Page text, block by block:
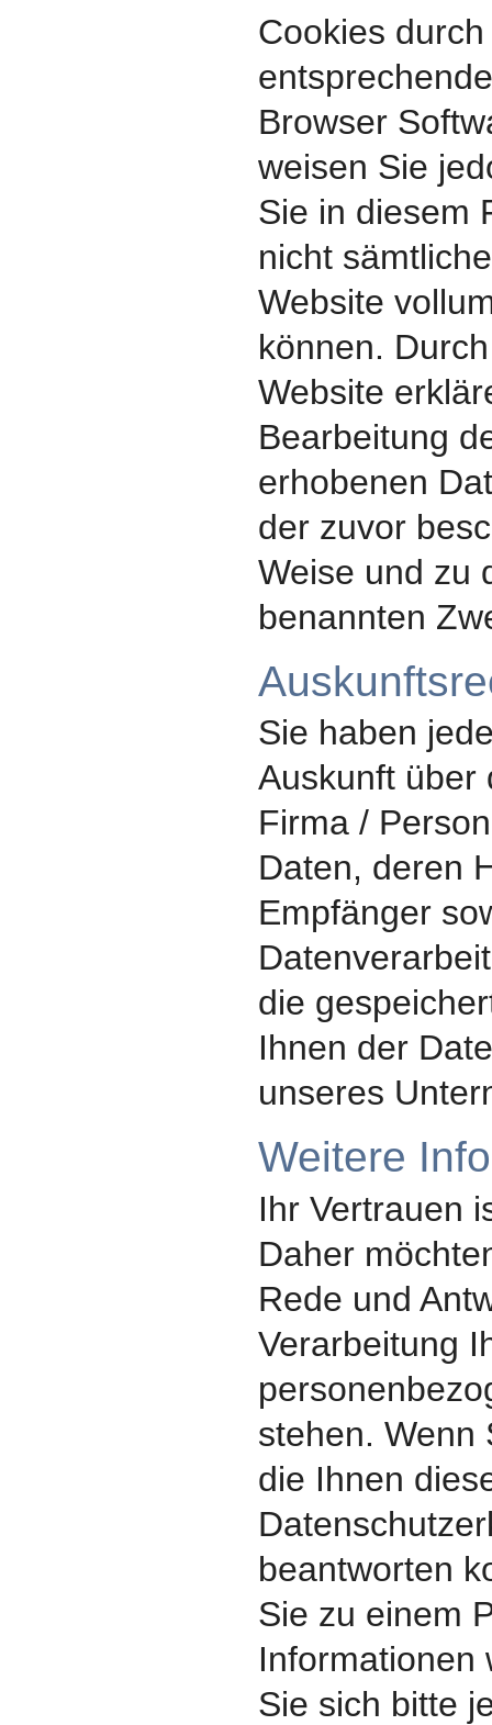
Cookies
Browser
weisen Sie
Sie in diesem
nicht
Website
können.
Website
Bearbeitung
erhobenen
der zuvor
Weise und zu
benannten
Sie haben
Auskunft über
Firma /
Daten, deren
Empfänger
die
Ihnen der
unseres
Weitere
Ihr Vertrauen
Daher
Rede und
Verarbeitung
stehen. Wenn
die Ihnen
beantworten
Sie zu einem
Informationen
Sie sich bitte